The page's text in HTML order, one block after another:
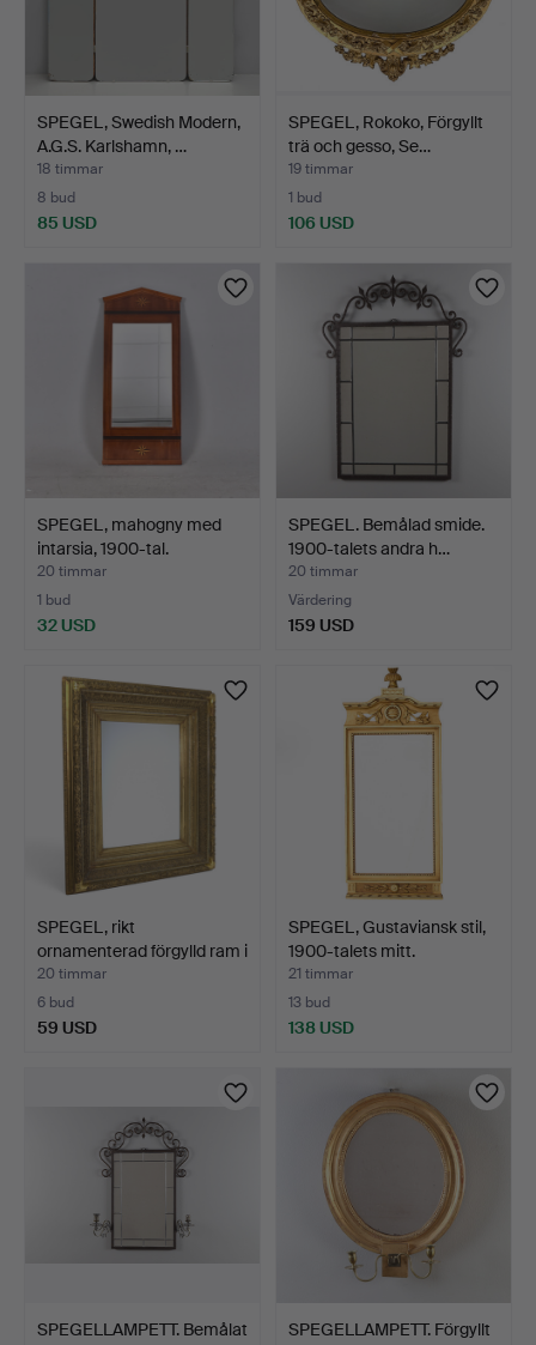
SPEGEL, Swedish Modern,
A.G.S. Karlshamn, …
18 timmar
8 bud
85 USD
SPEGEL, Rokoko, Förgyllt
trä och gesso, Se…
19 timmar
1 bud
106 USD
SPEGEL, mahogny med
intarsia, 1900-tal.
20 timmar
1 bud
32 USD
SPEGEL. Bemålad smide.
1900-talets andra h…
20 timmar
Värdering
159 USD
SPEGEL, rikt
ornamenterad förgylld ram i
t…
20 timmar
6 bud
59 USD
SPEGEL, Gustaviansk stil,
1900-talets mitt.
21 timmar
13 bud
138 USD
SPEGELLAMPETT. Bemålat
SPEGELLAMPETT. Förgyllt